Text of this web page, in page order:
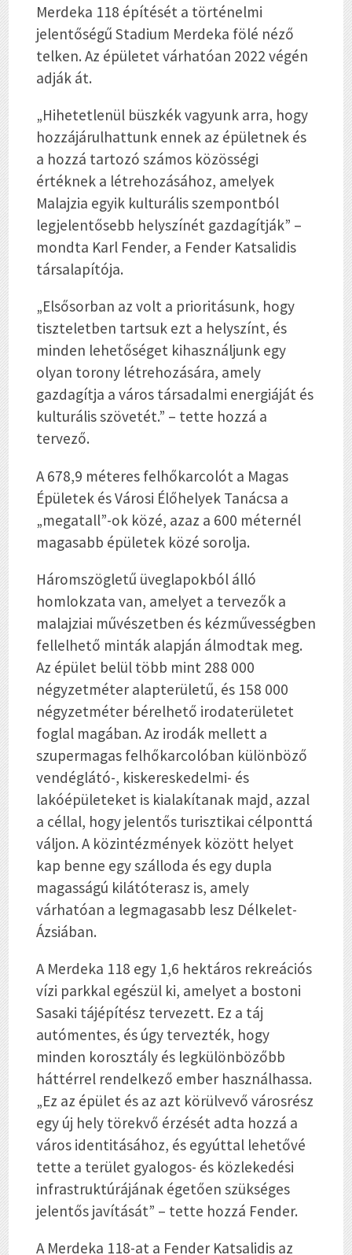
Merdeka 118 építését a történelmi
jelentőségű Stadium Merdeka fölé néző
telken. Az épületet várhatóan 2022 végén
adják át.
„Hihetetlenül büszkék vagyunk arra, hogy
hozzájárulhattunk ennek az épületnek és
a hozzá tartozó számos közösségi
értéknek a létrehozásához, amelyek
Malajzia egyik kulturális szempontból
legjelentősebb helyszínét gazdagítják” –
mondta Karl Fender, a Fender Katsalidis
társalapítója.
„Elsősorban az volt a prioritásunk, hogy
tiszteletben tartsuk ezt a helyszínt, és
minden lehetőséget kihasználjunk egy
olyan torony létrehozására, amely
gazdagítja a város társadalmi energiáját és
kulturális szövetét.” – tette hozzá a
tervező.
A 678,9 méteres felhőkarcolót a Magas
Épületek és Városi Élőhelyek Tanácsa a
„megatall”-ok közé, azaz a 600 méternél
magasabb épületek közé sorolja.
Háromszögletű üveglapokból álló
homlokzata van, amelyet a tervezők a
malajziai művészetben és kézművességben
fellelhető minták alapján álmodtak meg.
Az épület belül több mint 288 000
négyzetméter alapterületű, és 158 000
négyzetméter bérelhető irodaterületet
foglal magában. Az irodák mellett a
szupermagas felhőkarcolóban különböző
vendéglátó-, kiskereskedelmi- és
lakóépületeket is kialakítanak majd, azzal
a céllal, hogy jelentős turisztikai célponttá
váljon. A közintézmények között helyet
kap benne egy szálloda és egy dupla
magasságú kilátóterasz is, amely
várhatóan a legmagasabb lesz Délkelet-
Ázsiában.
A Merdeka 118 egy 1,6 hektáros rekreációs
vízi parkkal egészül ki, amelyet a bostoni
Sasaki tájépítész tervezett. Ez a táj
autómentes, és úgy tervezték, hogy
minden korosztály és legkülönbözőbb
háttérrel rendelkező ember használhassa.
„Ez az épület és az azt körülvevő városrész
egy új hely törekvő érzését adta hozzá a
város identitásához, és egyúttal lehetővé
tette a terület gyalogos- és közlekedési
infrastruktúrájának égetően szükséges
jelentős javítását” – tette hozzá Fender.
A Merdeka 118-at a Fender Katsalidis az